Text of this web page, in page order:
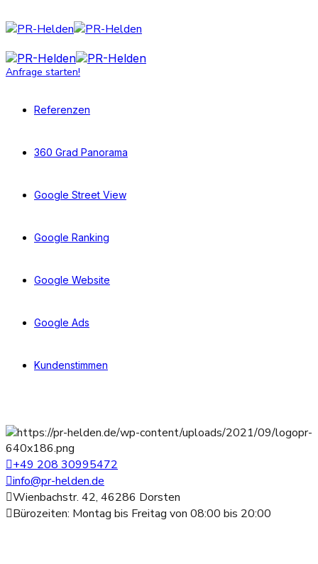
Anfrage starten!
Referenzen
360 Grad Panorama
Google Street View
Google Ranking
Google Website
Google Ads
Kundenstimmen
+49 208 30995472
info@pr-helden.de
Wienbachstr. 42, 46286 Dorsten
Bürozeiten: Montag bis Freitag von 08:00 bis 20:00